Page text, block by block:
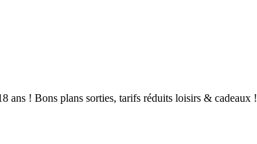
ans ! Bons plans sorties, tarifs réduits loisirs & cadeaux !